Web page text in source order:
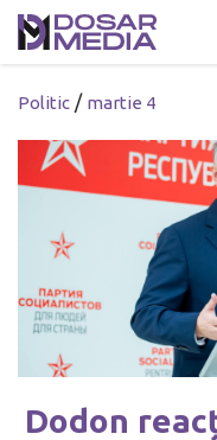
Politic / martie 4
Dodon